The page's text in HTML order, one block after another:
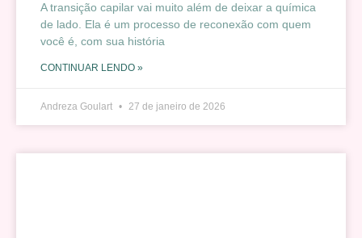
A transição capilar vai muito além de deixar a química
de lado. Ela é um processo de reconexão com quem
você é, com sua história
CONTINUAR LENDO »
Andreza Goulart 27 de janeiro de 2026